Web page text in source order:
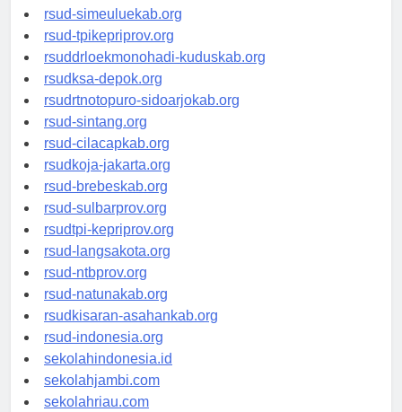
rsud-tanjungpinangkota.org
rsud-simeuluekab.org
rsud-tpikepriprov.org
rsuddrloekmonohadi-kuduskab.org
rsudksa-depok.org
rsudrtnotopuro-sidoarjokab.org
rsud-sintang.org
rsud-cilacapkab.org
rsudkoja-jakarta.org
rsud-brebeskab.org
rsud-sulbarprov.org
rsudtpi-kepriprov.org
rsud-langsakota.org
rsud-ntbprov.org
rsud-natunakab.org
rsudkisaran-asahankab.org
rsud-indonesia.org
sekolahindonesia.id
sekolahjambi.com